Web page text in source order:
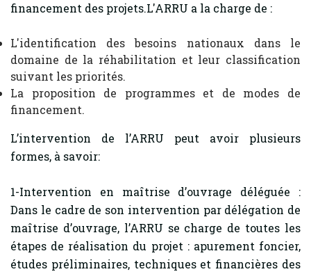
financement des projets.L'ARRU a la charge de :
L'identification des besoins nationaux dans le
domaine de la réhabilitation et leur classification
suivant les priorités.
La proposition de programmes et de modes de
financement.
L’intervention de l’ARRU peut avoir plusieurs
formes, à savoir:
1-Intervention en maîtrise d’ouvrage déléguée :
Dans le cadre de son intervention par délégation de
maîtrise d’ouvrage, l’ARRU se charge de toutes les
étapes de réalisation du projet : apurement foncier,
études préliminaires, techniques et financières des